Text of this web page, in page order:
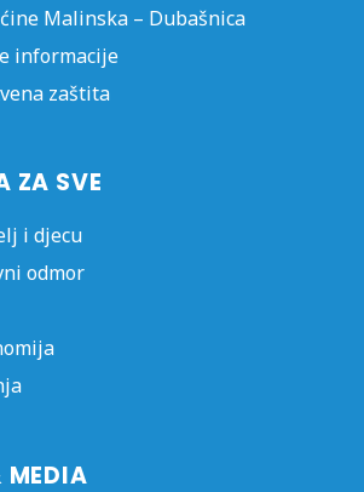
Malinska – Dubašnica
informacije
zaštita
ZA SVE
i djecu
odmor